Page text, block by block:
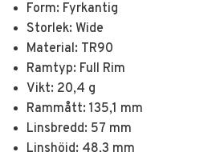
Form: Fyrkantig
Storlek: Wide
Material: TR90
Ramtyp: Full Rim
Vikt: 20,4 g
Rammått: 135,1 mm
Linsbredd: 57 mm